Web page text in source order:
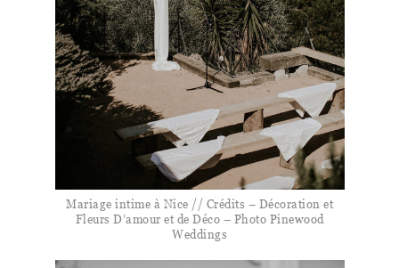
Mariage intime à Nice // Crédits – Décoration et
Fleurs D’amour et de Déco – Photo Pinewood
Weddings